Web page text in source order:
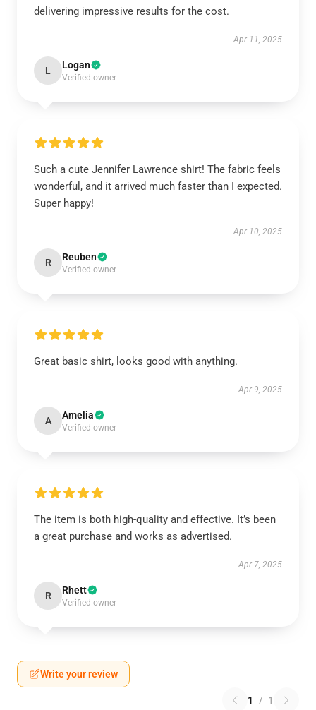
delivering impressive results for the cost.
Apr 11, 2025
L Logan
Verified owner
Such a cute Jennifer Lawrence shirt! The fabric feels
wonderful, and it arrived much faster than I expected.
Super happy!
Apr 10, 2025
R Reuben
Verified owner
Great basic shirt, looks good with anything.
Apr 9, 2025
A Amelia
Verified owner
The item is both high-quality and effective. It’s been
a great purchase and works as advertised.
Apr 7, 2025
R Rhett
Verified owner
Write your review
1 / 1